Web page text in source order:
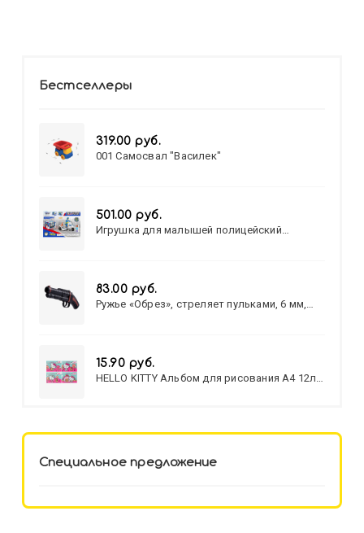
Бестселлеры
319.00 руб.
001 Самосвал "Василек"
501.00 руб.
Игрушка для малышей полицейский
83.00 руб.
Ружье «Обрез», стреляет пульками, 6 мм,
15.90 руб.
HELLO KITTY Альбом для рисования А4 12л.
Специальное предложение